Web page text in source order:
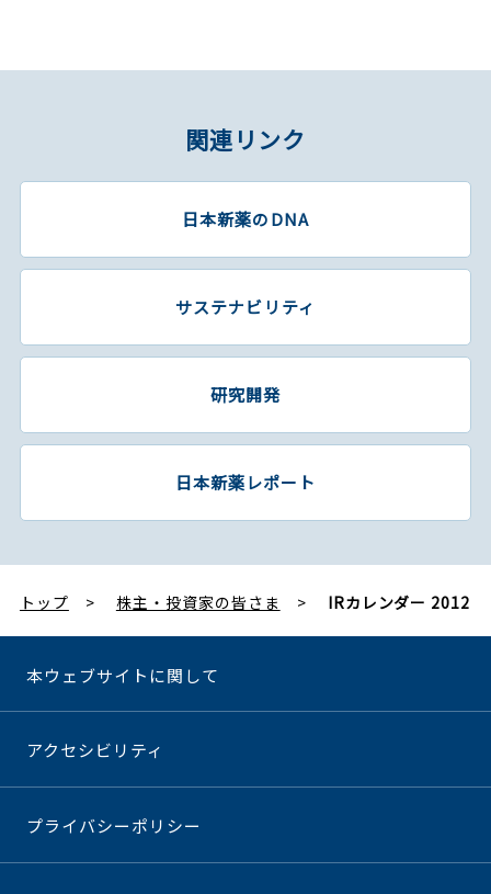
関連リンク
日本新薬のDNA
サステナビリティ
研究開発
日本新薬レポート
トップ 株主・投資家の皆さま IRカレンダー 2012
本ウェブサイトに関して
アクセシビリティ
プライバシーポリシー